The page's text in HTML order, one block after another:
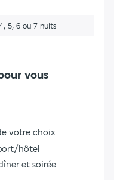
5, 6 ou 7 nuits
vous
votre choix
hôtel
et soirée